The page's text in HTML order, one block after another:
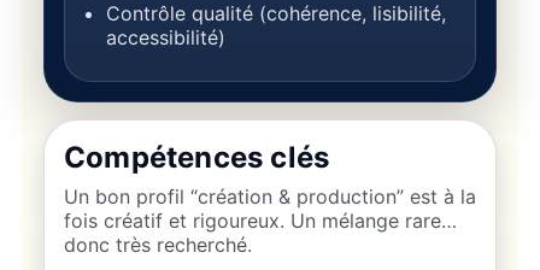
Contrôle qualité (cohérence, lisibilité,
accessibilité)
Compétences clés
Un bon profil “création & production” est à la
fois créatif et rigoureux. Un mélange rare…
donc très recherché.